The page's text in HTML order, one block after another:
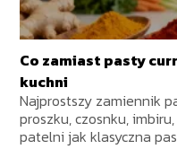
Co zamiast pasty
kuchni
Najprostszy zamiennik
proszku, czosnku,
patelni jak klasyczna